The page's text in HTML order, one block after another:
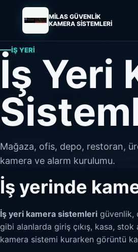
MİLAS GÜVENLİK
KAMERA SİSTEMLERİ
İŞ YERI
İş Yeri
Mağaza, ofis, depo, restoran,
kamera ve alarm kurulumu.
İş yerinde
İş yeri kamera sistemleri güvenlik,
gibi alanlarda giriş çıkış, kasa, stok
kamera sistemi kurarken görüntü